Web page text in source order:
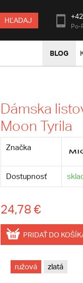
HĽADAJ
Po-
BLOG
Dámska
Moon Tyrila
Značka
Dostupnosť
24,78 €
PRIDAŤ DO
ružová zlatá